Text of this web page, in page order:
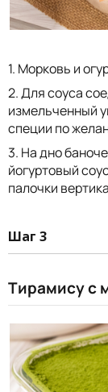
1. Морковь и
2. Для соуса
измельченный
специи по
3. На дно
йогуртовый
палочки
Шаг 3
Тирамису с